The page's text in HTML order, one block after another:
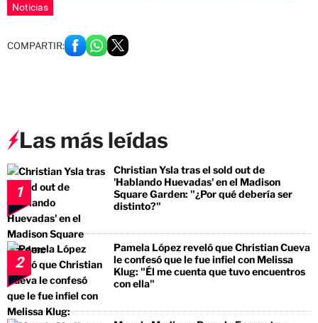
Noticias
COMPARTIR:
Las más leídas
1
Christian Ysla tras el sold out de
'Hablando Huevadas' en el Madison
Square Garden: "¿Por qué debería ser
distinto?"
2
Pamela López reveló que Christian Cueva
le confesó que le fue infiel con Melissa
Klug: "Él me cuenta que tuvo encuentros
con ella"